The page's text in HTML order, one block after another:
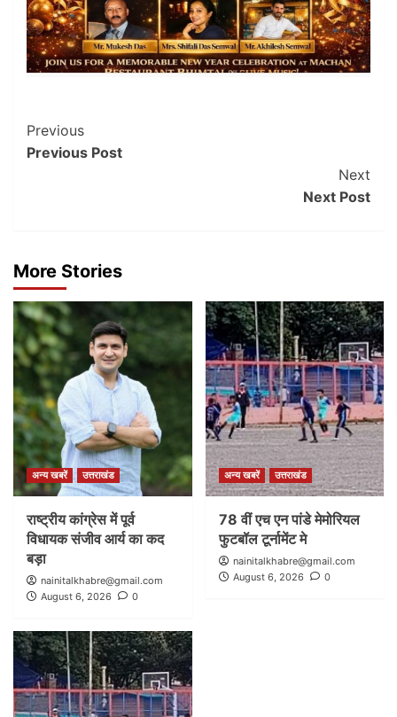
Post
Navigation
Previous
Previous Post
Next
Next Post
More Stories
अन्य खबरें उत्तराखंड
राष्ट्रीय कांग्रेस में पूर्व
विधायक संजीव आर्य का कद
बड़ा
nainitalkhabre@gmail.com
August 6, 2026
0
अन्य खबरें उत्तराखंड
78 वीं एच एन पांडे मेमोरियल
फुटबॉल टूर्नामेंट मे
nainitalkhabre@gmail.com
August 6, 2026
0